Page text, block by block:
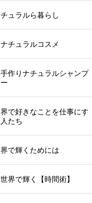
ュラルら暮らし
ナチュラルコスメ
手作りナチュラルシャンプ
ー
で好きなことを仕事にす
たち
で輝くためには
世界で輝く【時間術】